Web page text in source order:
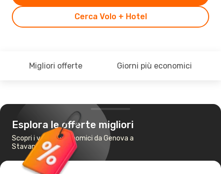
Cerca Volo + Hotel
Migliori offerte Giorni più economici
Esplora le offerte migliori
Scopri i voli più economici da Genova a
Stavanger